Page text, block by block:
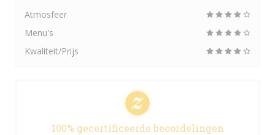
Atmosfeer
Menu's
Kwaliteit/Prijs
100% gecertificeerde beoordelingen